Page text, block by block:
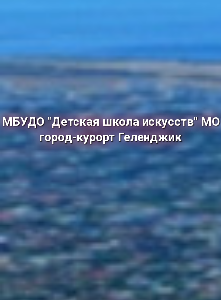
МБУДО "Детская школа искусств" МО
город-курорт Геленджик